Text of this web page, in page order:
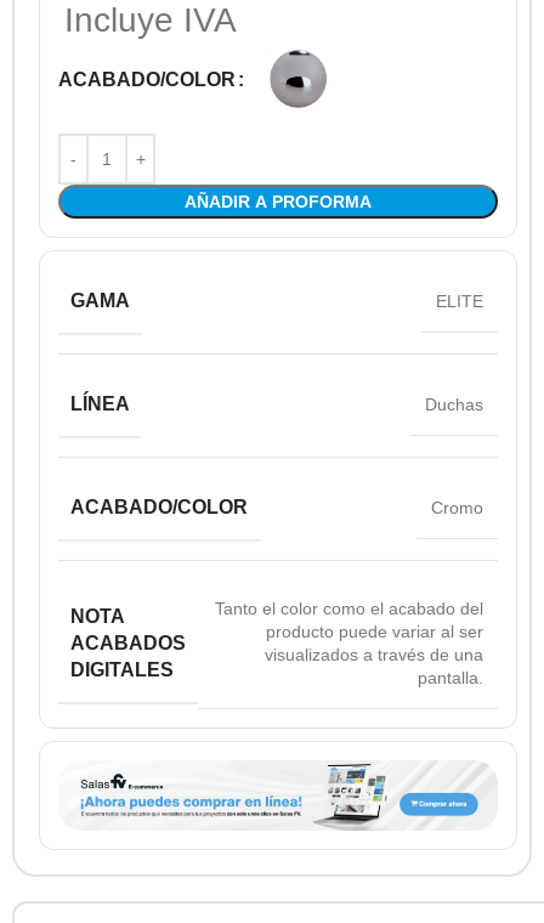
Incluye IVA
ACABADO/COLOR
AÑADIR A PROFORMA
GAMA ELITE
LÍNEA Duchas
ACABADO/COLOR Cromo
NOTA
ACABADOS
DIGITALES
Tanto el color como el acabado del
producto puede variar al ser
visualizados a través de una
pantalla.